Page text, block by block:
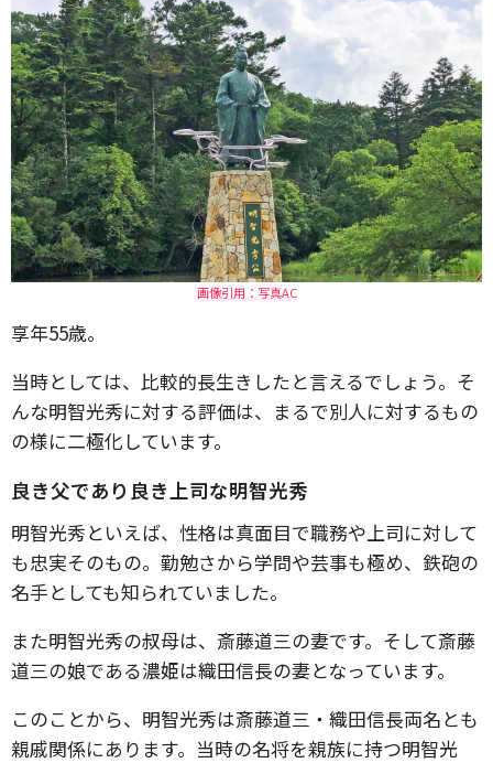
画像引用：写真AC
享年55歳。
当時としては、比較的長生きしたと言えるでしょう。そ
んな明智光秀に対する評価は、まるで別人に対するもの
の様に二極化しています。
良き父であり良き上司な明智光秀
明智光秀といえば、性格は真面目で職務や上司に対して
も忠実そのもの。勤勉さから学問や芸事も極め、鉄砲の
名手としても知られていました。
また明智光秀の叔母は、斎藤道三の妻です。そして斎藤
道三の娘である濃姫は織田信長の妻となっています。
このことから、明智光秀は斎藤道三・織田信長両名とも
親戚関係にあります。当時の名将を親族に持つ明智光